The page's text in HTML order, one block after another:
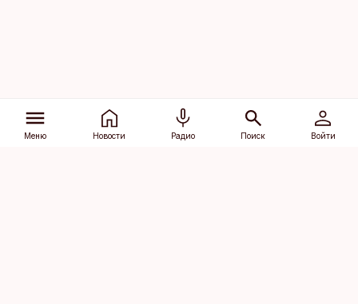
Меню Новости Радио Поиск Войти